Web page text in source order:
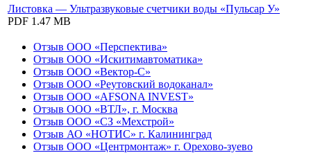
Листовка — Ультразвуковые счетчики воды «Пульсар У»
PDF 1.47 MB
Отзыв ООО «Перспектива»
Отзыв ООО «Искитимавтоматика»
Отзыв ООО «Вектор-С»
Отзыв ООО «Реутовский водоканал»
Отзыв ООО «AFSONA INVEST»
Отзыв ООО «ВТЛ», г. Москва
Отзыв ООО «СЗ «Мехстрой»
Отзыв АО «НОТИС» г. Калининград
Отзыв ООО «Центрмонтаж» г. Орехово-зуево